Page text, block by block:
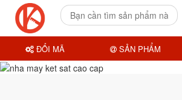
ĐỔI MÃ SẢN PHẨM